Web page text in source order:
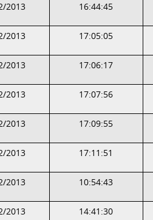
2013 16:44:45
2013 17:05:05
2013 17:06:17
2013 17:07:56
2013 17:09:55
2013 17:11:51
2013 10:54:43
2013 14:41:30